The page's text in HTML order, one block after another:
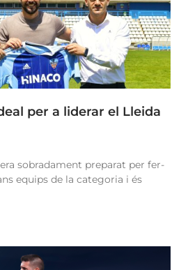
per a liderar el Lleida
sobradament preparat per fer-
equips de la categoria i és